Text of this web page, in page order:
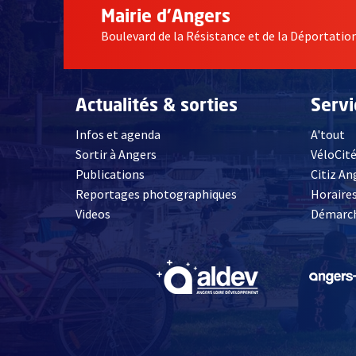
Mairie d'Angers
Boulevard de la Résistance et de la Déportation
Actualités & sorties
Infos et agenda
Sortir à Angers
Publications
Reportages photographiques
Videos, Ouvre une nouvelle fenêtre
A'tout
VéloCité
Citiz
, Ouvre une